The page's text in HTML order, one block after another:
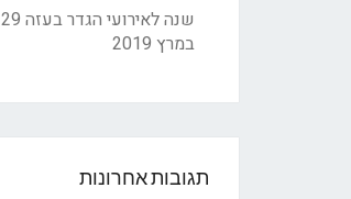
שנה לאירועי הגדר בעזה 29
במרץ 2019
תגובות אחרונות